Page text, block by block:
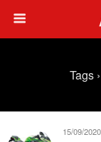
Tags
15/09/2020